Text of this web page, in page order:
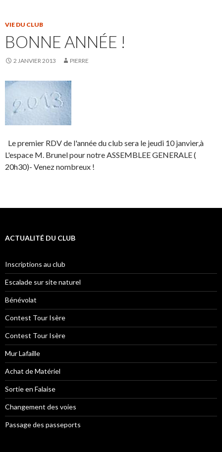
VIE DU CLUB
BONNE ANNÉE !
2 JANVIER 2013 PIERRE
Le premier RDV de l'année du club sera le jeudi 10 janvier,à
L'espace M. Brunel pour notre ASSEMBLEE GENERALE (
20h30)- Venez nombreux !
ACTUALITÉ DU CLUB
Inscriptions au club
Escalade sur site naturel
Bénévolat
Contest Tour Isère
Contest Tour Isère
Mur Lafaille
Achat de Matériel
Sortie en Falaise
Changement des voies
Passage des passeports